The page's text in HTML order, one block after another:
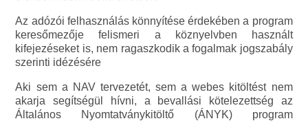
Az adózói felhasználás könnyítése érdekében a program
keresőmezője felismeri a köznyelvben használt
kifejezéseket is, nem ragaszkodik a fogalmak jogszabály
szerinti idézésére
Aki sem a NAV tervezetét, sem a webes kitöltést nem
akarja segítségül hívni, a bevallási kötelezettség az
Általános Nyomtatványkitöltő (ÁNYK) program